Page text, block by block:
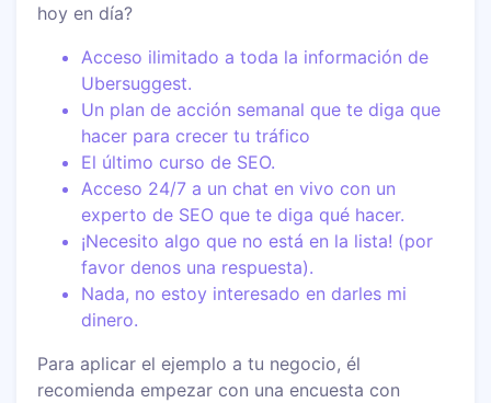
hoy en día?
Acceso ilimitado a toda la información de
Ubersuggest.
Un plan de acción semanal que te diga que
hacer para crecer tu tráfico
El último curso de SEO.
Acceso 24/7 a un chat en vivo con un
experto de SEO que te diga qué hacer.
¡Necesito algo que no está en la lista! (por
favor denos una respuesta).
Nada, no estoy interesado en darles mi
dinero.
Para aplicar el ejemplo a tu negocio, él
recomienda empezar con una encuesta con